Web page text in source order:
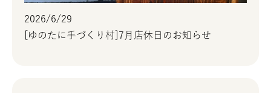
2026/6/29
[ゆのたに手づくり村]7月店休日のお知らせ